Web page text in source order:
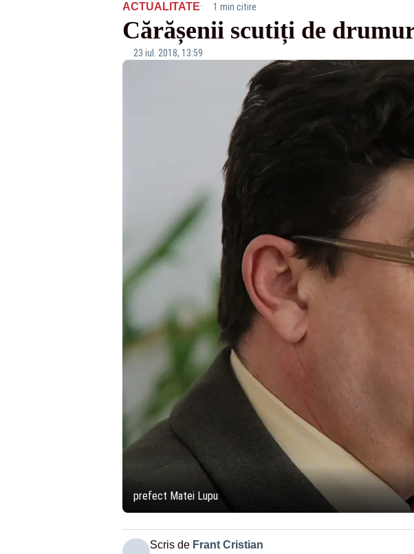
ACTUALITATE· 1 min citire
Cărășenii scutiți de
23 iul. 2018, 13:59
prefect Matei Lupu
Scris de Frant Cristian